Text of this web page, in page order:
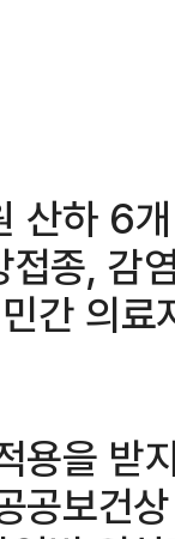
산하 6
종, 감
간 의
용을 받
공보건